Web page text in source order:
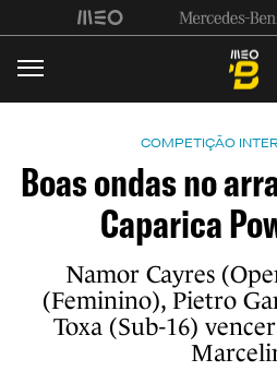
COMPETIÇÃO
Boas ondas no
Caparica
Namor Cayres
(Feminino), Pietro
Toxa (Sub-16)